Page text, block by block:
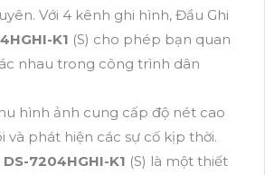
Với 4 kênh ghi hình, Đầu Ghi
K1 (S) cho phép bạn quan
nhau trong công trình dân
hình ảnh cung cấp độ nét cao
và phát hiện các sự cố kịp thời.
DS-7204HGHI-K1 (S) là một thiết